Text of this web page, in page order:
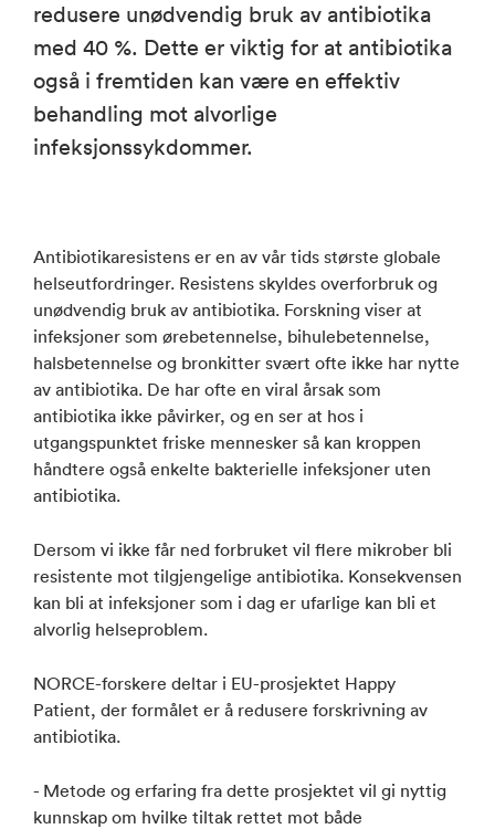
redusere unødvendig bruk av antibiotika
med 40 %. Dette er viktig for at antibiotika
også i fremtiden kan være en effektiv
behandling mot alvorlige
infeksjonssykdommer.
Antibiotikaresistens er en av vår tids største globale
helseutfordringer. Resistens skyldes overforbruk og
unødvendig bruk av antibiotika. Forskning viser at
infeksjoner som ørebetennelse, bihulebetennelse,
halsbetennelse og bronkitter svært ofte ikke har nytte
av antibiotika. De har ofte en viral årsak som
antibiotika ikke påvirker, og en ser at hos i
utgangspunktet friske mennesker så kan kroppen
håndtere også enkelte bakterielle infeksjoner uten
antibiotika.
Dersom vi ikke får ned forbruket vil flere mikrober bli
resistente mot tilgjengelige antibiotika. Konsekvensen
kan bli at infeksjoner som i dag er ufarlige kan bli et
alvorlig helseproblem.
NORCE-forskere deltar i EU-prosjektet Happy
Patient, der formålet er å redusere forskrivning av
antibiotika.
- Metode og erfaring fra dette prosjektet vil gi nyttig
kunnskap om hvilke tiltak rettet mot både